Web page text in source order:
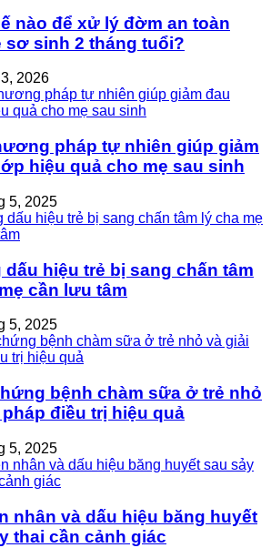
nào để xử lý đờm an toàn
sơ sinh 2 tháng tuổi?
2026
pháp tự nhiên giúp giảm
hiệu quả cho mẹ sau sinh
5, 2025
dấu hiệu trẻ bị sang chấn tâm
cần lưu tâm
5, 2025
bệnh chàm sữa ở trẻ nhỏ
điều trị hiệu quả
5, 2025
nhân và dấu hiệu băng huyết
thai cần cảnh giác